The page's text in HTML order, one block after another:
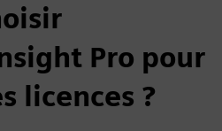
Pro pour
licences ?